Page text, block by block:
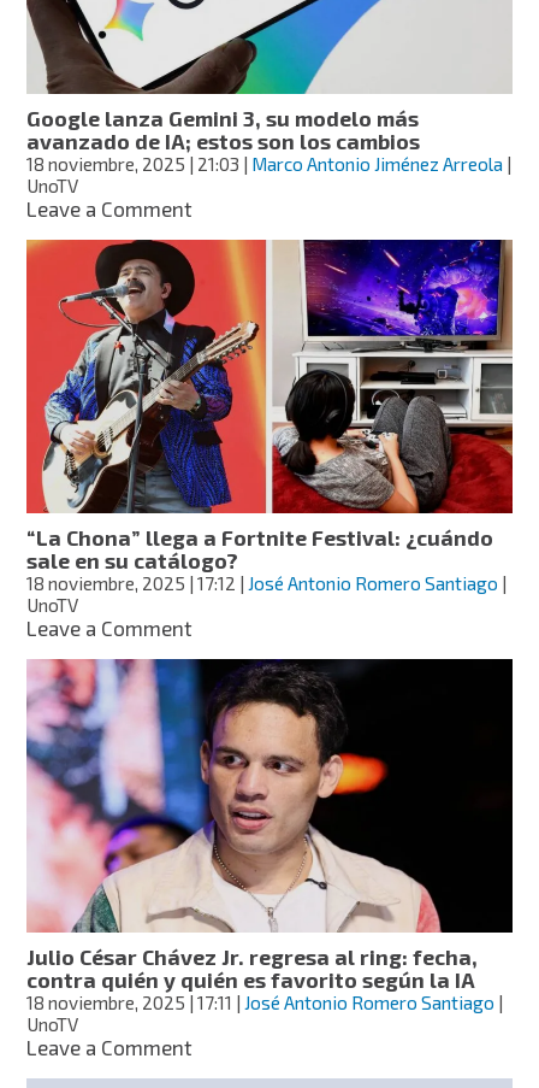
uso
IA
Gemini
Google lanza Gemini 3, su modelo más
avanzado de IA; estos son los cambios
18 noviembre, 2025 | 21:03 Marco Antonio Jiménez Arreola
UnoTV
Leave a Commenton
lanza
Gemini
3,
su
modelo
más
avanzado
de
IA;
estos
son
los
cambios
“La Chona” llega a Fortnite Festival: ¿cuándo
sale en su catálogo?
18 noviembre, 2025 | 17:12 | José Antonio Romero Santiago |
UnoTV
Leave a Commenton
Chona”
llega
a
Fortnite
Festival:
¿cuándo
sale
en
su
catálogo?
Julio César Chávez Jr. regresa al ring: fecha,
contra quién y quién es favorito según la IA
18 noviembre, 2025 | 17:11 | José Antonio Romero Santiago |
UnoTV
Leave a Commenton